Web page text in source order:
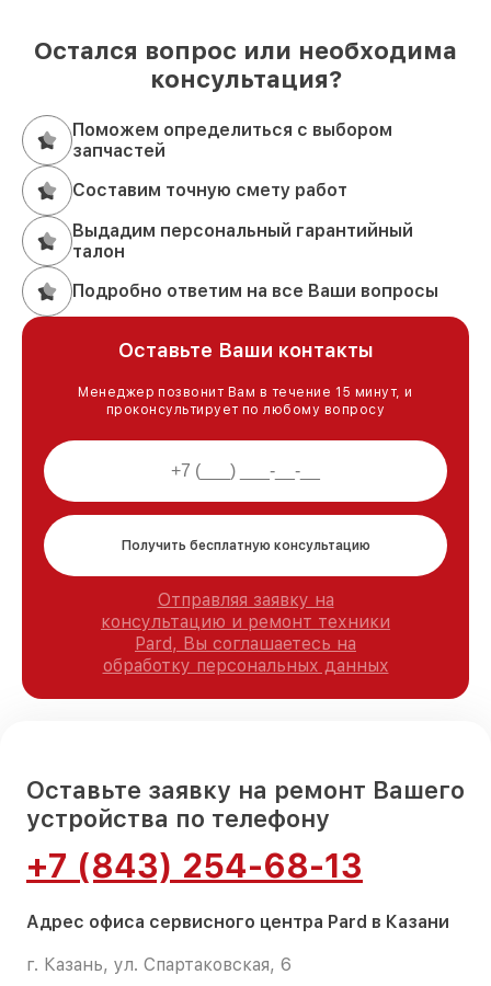
Остался вопрос или необходима
консультация?
Поможем определиться с выбором
запчастей
Составим точную смету работ
Выдадим персональный гарантийный
талон
Подробно ответим на все Ваши вопросы
Оставьте Ваши контакты
Менеджер позвонит Вам в течение 15 минут, и
проконсультирует по любому вопросу
Получить бесплатную консультацию
Отправляя заявку на
консультацию и ремонт техники
Pard, Вы соглашаетесь на
обработку персональных данных
Оставьте заявку на ремонт Вашего
устройства по телефону
+7 (843) 254-68-13
Адрес офиса сервисного центра Pard в Казани
г. Казань, ул. Спартаковская, 6